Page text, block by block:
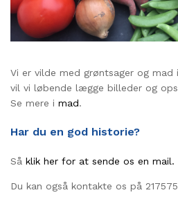
Vi er vilde med grøntsager og mad
vil vi løbende lægge billeder og
Se mere i mad.
Har du en god historie?
Så klik her for at sende os en mail.
Du kan også kontakte os på